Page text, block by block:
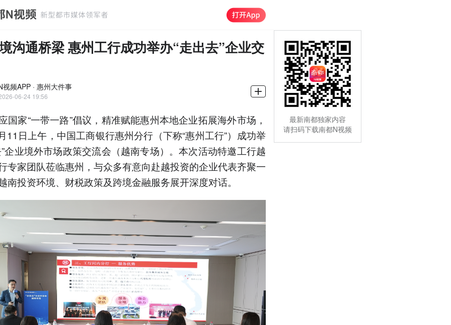
沟通桥梁 惠州工行成功举办“走出去”企业交
视频APP · 惠州大件事
06-24 19:56
国家“一带一路”倡议，精准赋能惠州本地企业拓展海外市场，
11日上午，中国工商银行惠州分行（下称“惠州工行”）成功举
企业境外市场政策交流会（越南专场）。本次活动特邀工行越
专家团队莅临惠州，与众多有意向赴越投资的企业代表齐聚一
南投资环境、财税政策及跨境金融服务展开深度对话。
最新南都独家内容
请扫码下载南都N视频